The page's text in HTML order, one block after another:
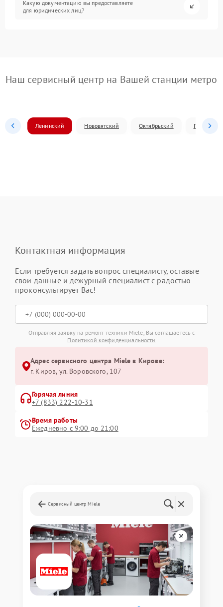
Какую документацию вы предоставляете
для юридических лиц?
Наш сервисный центр на Вашей станции метро
Ленинский Нововятский Октябрьский
Контактная информация
Если требуется задать вопрос специалисту, оставьте
свои данные и дежурный специалист с радостью
проконсультирует Вас!
Отправляя заявку на ремонт техники Miele, Вы соглашаетесь с
Политикой конфиденциальности
Адрес сервисного центра Miele в Кирове:
г. Киров, ул. Воровского, 107
Горячая линия
+7 (833) 222-10-31
Время работы
Ежедневно с 9:00 до 21:00
Сервисный центр Miele